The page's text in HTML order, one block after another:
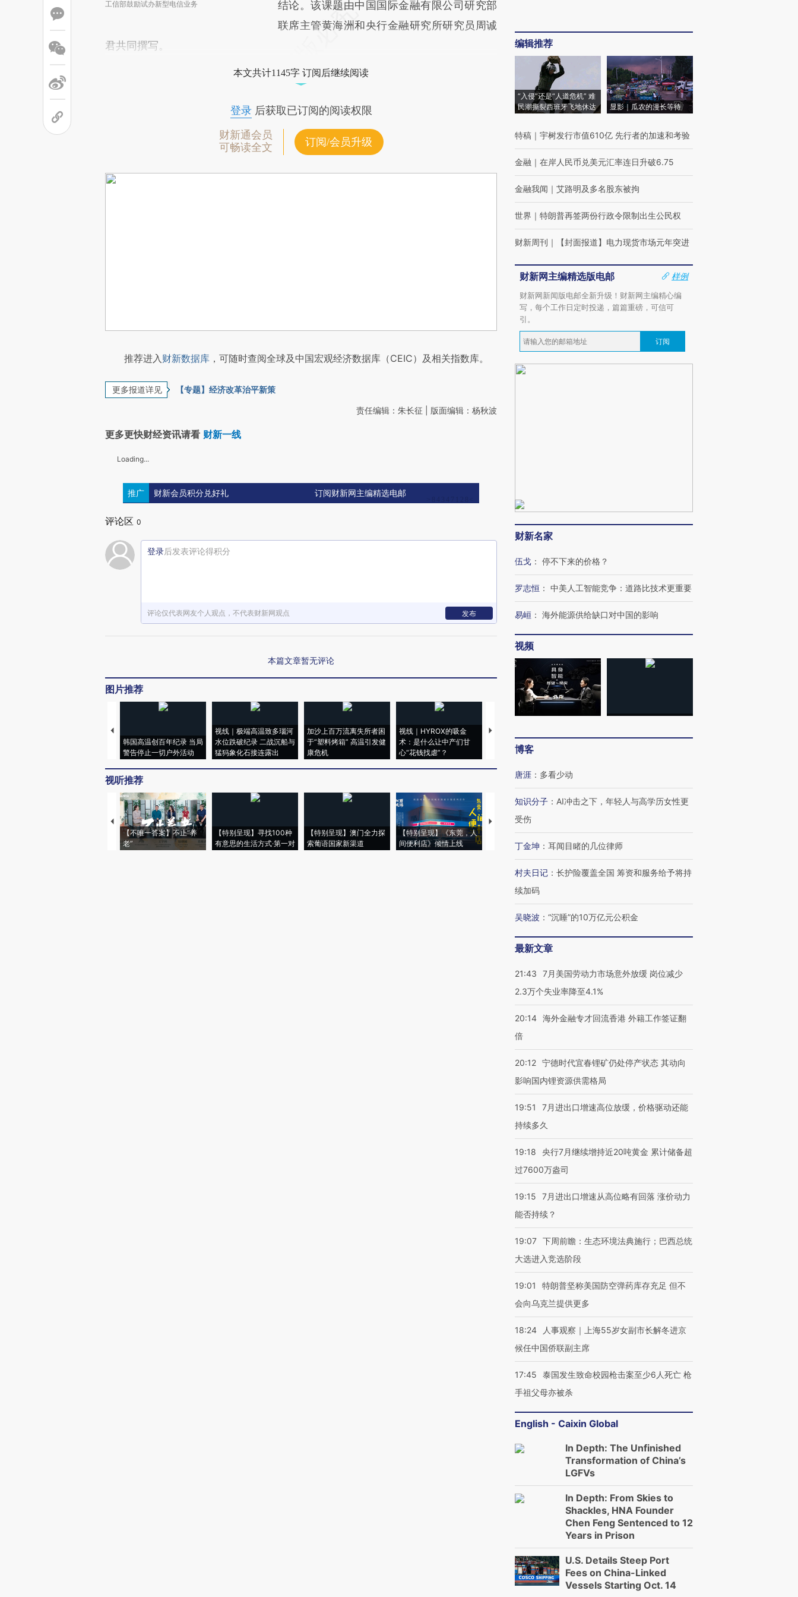
工信部鼓励试办新型电信业务
结论。该课题由中国国际金融有限公司研究部
联席主管黄海洲和央行金融研究所研究员周诚
君共同撰写。
本文共计1145字 订阅后继续阅读
登录后获取已订阅的阅读权限
财新通会员
可畅读全文
订阅/会员升级
推荐进入财新数据库 ，可随时查阅全球及中国宏观经济数据库（CEIC）及相关指数库。
更多报道详见 【专题】经济改革治平新策
责任编辑：朱长征 | 版面编辑：杨秋波
更多更快财经资讯请看 财新一线
Loading...
推广 财新会员积分兑好礼 订阅财新网主编精选电邮
评论区 0
登录后发表评论得积分
评论仅代表网友个人观点，不代表财新网观点 发布
本篇文章暂无评论
图片推荐
韩国高温创百年纪录 当局
警告停止一切户外活动
视线｜极端高温致多瑙河
水位跌破纪录 二战沉船与
猛犸象化石接连露出
加沙上百万流离失所者困
于“塑料烤箱” 高温引发健
康危机
视线｜HYROX的吸金
术：是什么让中产们甘
心“花钱找虐”？
马航飞行员跨国走私7万
粒摇头丸 尿检体内含3种
视听推荐
【不唯一答案】不止“养
老”
【特别呈现】寻找100种
有意思的生活方式·第一对
【特别呈现】澳门全力探
索葡语国家新渠道
【特别呈现】《东莞，人
间便利店》倾情上线
【推广】走进第四届链博
会，让数智科技“链”接产
【特别呈现】寻找100种
有意思的生活方式·第三对
CFO：不靠规模取胜，华
编辑推荐
“入侵”还是“人道危机” 难
民潮撕裂西班牙飞地休达
显影｜瓜农的漫长等待
特稿 ｜ 宇树发行市值610亿 先行者的加速和考验
金融 ｜ 在岸人民币兑美元汇率连日升破6.75
金融我闻 ｜ 艾路明及多名股东被拘
世界 ｜ 特朗普再签两份行政令限制出生公民权
财新周刊 ｜ 【封面报道】电力现货市场元年突进
财新网主编精选版电邮
样例
财新网新闻版电邮全新升级！财新网主编精心编
写，每个工作日定时投递，篇篇重磅，可信可
引。
订阅
财新名家
伍戈 ： 停不下来的价格？
罗志恒 ： 中美人工智能竞争：道路比技术更重要
易峘 ： 海外能源供给缺口对中国的影响
视频
博客
唐涯 ： 多看少动
知识分子 ： AI冲击之下，年轻人与高学历女性更
受伤
丁金坤 ： 耳闻目睹的几位律师
村夫日记 ： 长护险覆盖全国 筹资和服务给予将持
续加码
吴晓波 ： “沉睡”的10万亿元公积金
最新文章
21:43
7月美国劳动力市场意外放缓 岗位减少
2.3万个失业率降至4.1%
20:14 海外金融专才回流香港 外籍工作签证翻
倍
20:12 宁德时代宜春锂矿仍处停产状态 其动向
影响国内锂资源供需格局
19:51
7月进出口增速高位放缓，价格驱动还能
持续多久
19:18
央行7月继续增持近20吨黄金 累计储备超
过7600万盎司
19:15
7月进出口增速从高位略有回落 涨价动力
能否持续？
19:07 下周前瞻：生态环境法典施行；巴西总统
大选进入竞选阶段
19:01
特朗普坚称美国防空弹药库存充足 但不
会向乌克兰提供更多
18:24
人事观察｜上海55岁女副市长解冬进京
候任中国侨联副主席
17:45
泰国发生致命校园枪击案至少6人死亡 枪
手祖父母亦被杀
English - Caixin Global
In Depth: The Unfinished
Transformation of China’s
LGFVs
In Depth: From Skies to
Shackles, HNA Founder
Chen Feng Sentenced to 12
Years in Prison
U.S. Details Steep Port
Fees on China-Linked
Vessels Starting Oct. 14